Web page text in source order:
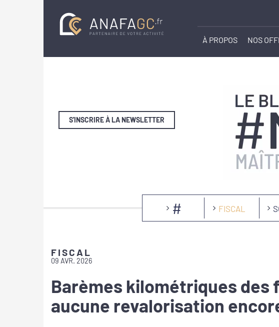
À PROPOS NOS
S'INSCRIRE À LA NEWSLETTER
# FISCAL
FISCAL
09 AVR. 2026
Barèmes kilométriques des
aucune revalorisation